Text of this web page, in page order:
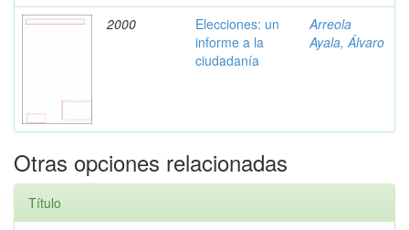
2000
Elecciones: un
informe a la
ciudadanía
Arreola
Ayala, Álvaro
Otras opciones relacionadas
Título